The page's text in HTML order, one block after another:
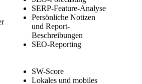
SERP-Feature-Analyse
Persönliche Notizen
und Report-
Beschreibungen
SEO-Reporting
SW-Score
Lokales und mobiles